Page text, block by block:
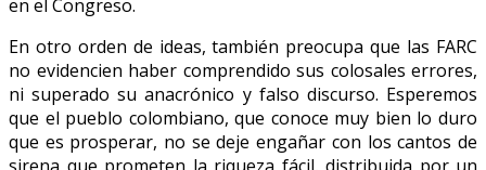
en el Congreso.
En otro orden de ideas, también preocupa que las FARC
no evidencien haber comprendido sus colosales errores,
ni superado su anacrónico y falso discurso. Esperemos
que el pueblo colombiano, que conoce muy bien lo duro
que es prosperar, no se deje engañar con los cantos de